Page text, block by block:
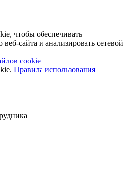
чтобы обеспечивать
сайта и анализировать сетевой
cookie
Правила использования